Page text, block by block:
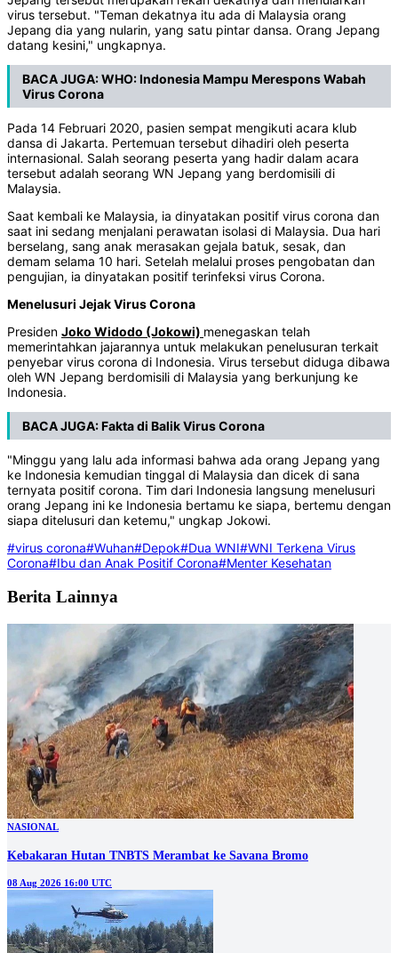
virus tersebut. "Teman dekatnya itu ada di Malaysia orang
Jepang dia yang nularin, yang satu pintar dansa. Orang Jepang
datang kesini," ungkapnya.
BACA JUGA:WHO: Indonesia Mampu Merespons Wabah
Virus Corona
Pada 14 Februari 2020, pasien sempat mengikuti acara klub
dansa di Jakarta. Pertemuan tersebut dihadiri oleh peserta
internasional. Salah seorang peserta yang hadir dalam acara
tersebut adalah seorang WN Jepang yang berdomisili di
Malaysia.
Saat kembali ke Malaysia, ia dinyatakan positif virus corona dan
saat ini sedang menjalani perawatan isolasi di Malaysia. Dua hari
berselang, sang anak merasakan gejala batuk, sesak, dan
demam selama 10 hari. Setelah melalui proses pengobatan dan
pengujian, ia dinyatakan positif terinfeksi virus Corona.
Menelusuri Jejak Virus Corona
Presiden Joko Widodo (Jokowi) menegaskan telah
memerintahkan jajarannya untuk melakukan penelusuran terkait
penyebar virus corona di Indonesia. Virus tersebut diduga dibawa
oleh WN Jepang berdomisili di Malaysia yang berkunjung ke
Indonesia.
BACA JUGA:Fakta di Balik Virus Corona
"Minggu yang lalu ada informasi bahwa ada orang Jepang yang
ke Indonesia kemudian tinggal di Malaysia dan dicek di sana
ternyata positif corona. Tim dari Indonesia langsung menelusuri
orang Jepang ini ke Indonesia bertamu ke siapa, bertemu dengan
siapa ditelusuri dan ketemu," ungkap Jokowi.
#virus corona#Wuhan#Depok#Dua WNI#WNI Terkena Virus
Corona#Ibu dan Anak Positif Corona#Menter Kesehatan
Berita Lainnya
NASIONAL
Kebakaran Hutan TNBTS Merambat ke Savana Bromo
08 Aug 2026 16:00 UTC